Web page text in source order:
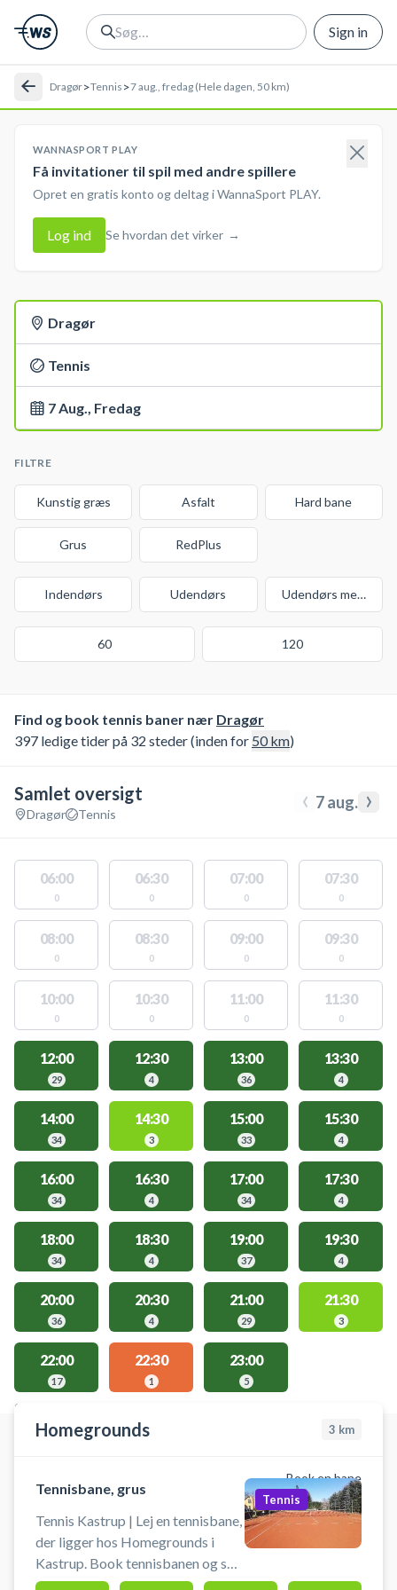
Sign in
Dragør>Tennis >7 aug., fredag (Hele dagen, 50 km)
WANNASPORT PLAY
Få invitationer til spil med andre spillere
Opret en gratis konto og deltag i WannaSport PLAY.
Log ind Se hvordan det virker →
Dragør
Tennis
7 Aug., Fredag
FILTRE
Kunstig græs Asfalt Hard bane
Grus RedPlus
Indendørs Udendørs Udendørs med
60 120
Find og book tennis baner nær Dragør
397 ledige tider på 32 steder (inden for 50km)
Samlet oversigt
Dragør Tennis ‹ 7 aug. ›
06:00
0
06:30
0
07:00
0
07:30
0
08:00
0
08:30
0
09:00
0
09:30
0
10:00
0
10:30
0
11:00
0
11:30
0
12:00
29
12:30
4
13:00
36
13:30
4
14:00
34
14:30
3
15:00
33
15:30
4
16:00
34
16:30
4
17:00
34
17:30
4
18:00
34
18:30
4
19:00
37
19:30
4
20:00
36
20:30
4
21:00
29
21:30
3
22:00
17
22:30
1
23:00
5
STEDER MED LEDIGE AKTIVITETER
Homegrounds 3 km
Book en bane
Tennisbane, grus
Tennis Kastrup | Lej en tennisbane,
der ligger hos Homegrounds i
Kastrup. Book tennisbanen og spil
grus tennis i Kastrup i unikke
Tennis